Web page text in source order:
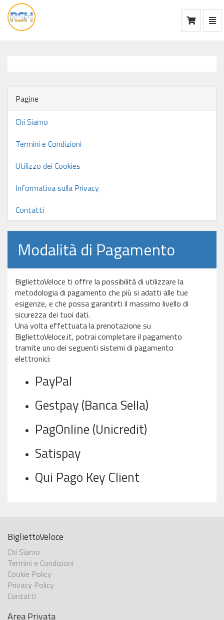
vai
alla
Pagine
Chi Siamo
Termini e Condizioni
Utilizzo dei Cookies
Informativa sulla Privacy
Contatti
Modalità di Pagamento
BigliettoVeloce ti offre la possibilità di utilizzare la
metodologia di pagamento che più si adatti alle tue
esigenze, e che possa garantirti il massimo livello di
sicurezza dei tuoi dati.
Una volta effettuata la prenotazione su
BigliettoVeloce.it, potrai completare il pagamento
tramite uno dei seguenti sistemi di pagamento
elettronici:
PayPal
Gestpay (Banca Sella)
PagOnline (Unicredit)
Satispay
Qui Pago Key Client
BigliettoVeloce
Chi Siamo
Termini e Condizioni
Cookie Policy
Privacy Policy
Contatti
Area Privata